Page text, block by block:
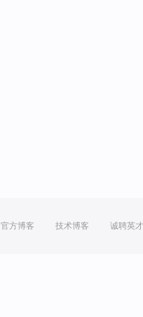
官方博客 技术博客 诚聘英才